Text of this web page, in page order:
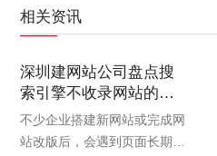
相关资讯
深圳建网站公司盘点搜
索引擎不收录网站的七
大常见因素与解决办法
不少企业搭建新网站或完成网
站改版后，会遇到页面长期不